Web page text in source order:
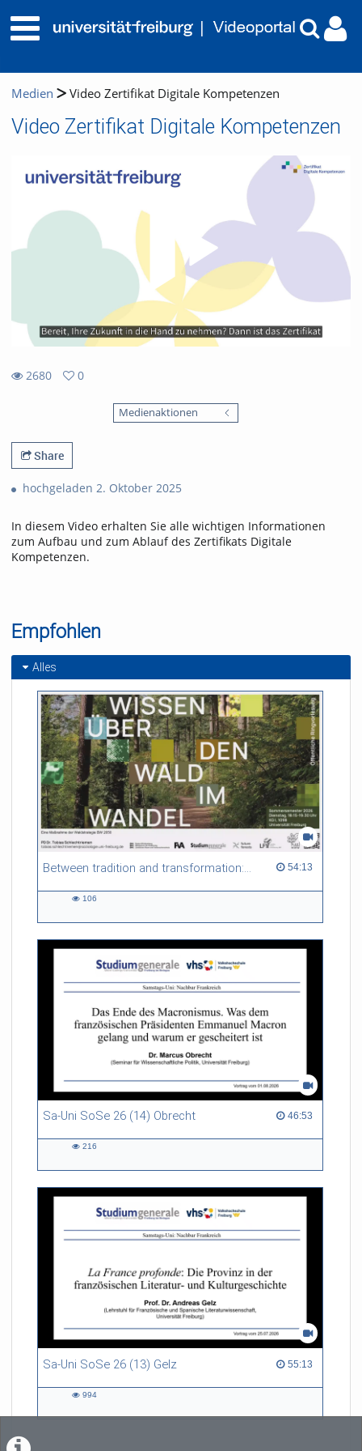
Medien Video Zertifikat Digitale Kompetenzen
Video Zertifikat Digitale Kompetenzen
2680
0
Medienaktionen
Share
hochgeladen 2. Oktober 2025
In diesem Video erhalten Sie alle wichtigen Informationen
zum Aufbau und zum Ablauf des Zertifikats Digitale
Kompetenzen.
Empfohlen
Alles
Between tradition and transformation: how owners, advisers and institutions co-create knowledge for resilient forests in Europe 54:13
54:13 duration
106
Sa-Uni SoSe 26 (14) Obrecht 46:53
46:53 duration
216
Sa-Uni SoSe 26 (13) Gelz 55:13
55:13 duration
994